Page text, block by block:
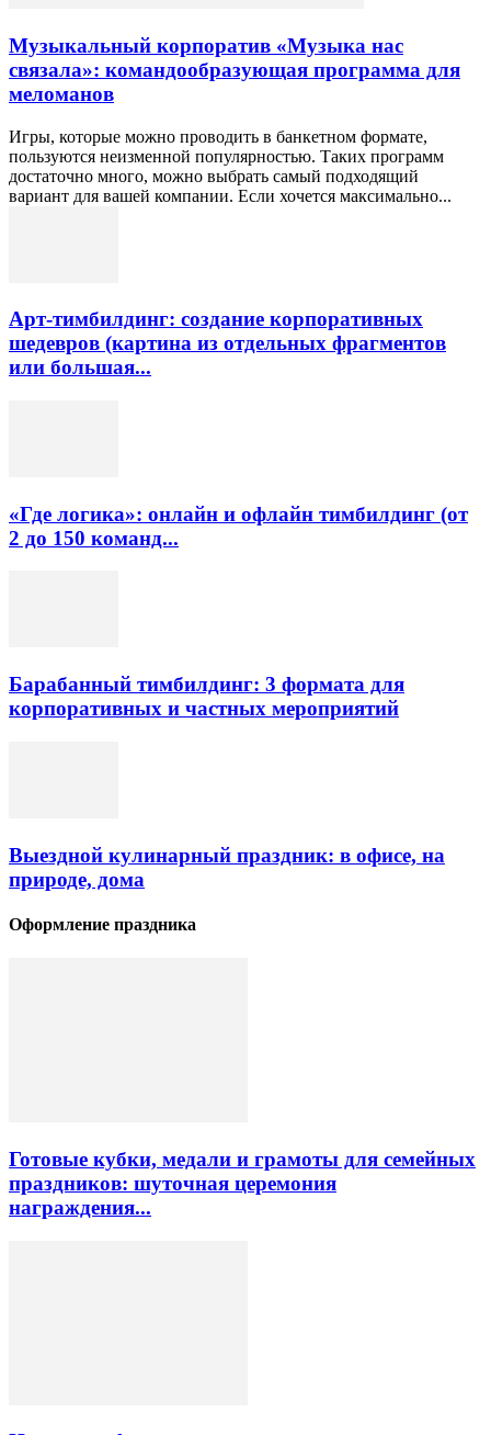
Музыкальный корпоратив «Музыка нас
связала»: командообразующая программа для
меломанов
Игры, которые можно проводить в банкетном формате,
пользуются неизменной популярностью. Таких программ
достаточно много, можно выбрать самый подходящий
вариант для вашей компании. Если хочется максимально...
Арт-тимбилдинг: создание корпоративных
шедевров (картина из отдельных фрагментов
или большая...
«Где логика»: онлайн и офлайн тимбилдинг (от
2 до 150 команд...
Барабанный тимбилдинг: 3 формата для
корпоративных и частных мероприятий
Выездной кулинарный праздник: в офисе, на
природе, дома
Оформление праздника
Готовые кубки, медали и грамоты для семейных
праздников: шуточная церемония
награждения...